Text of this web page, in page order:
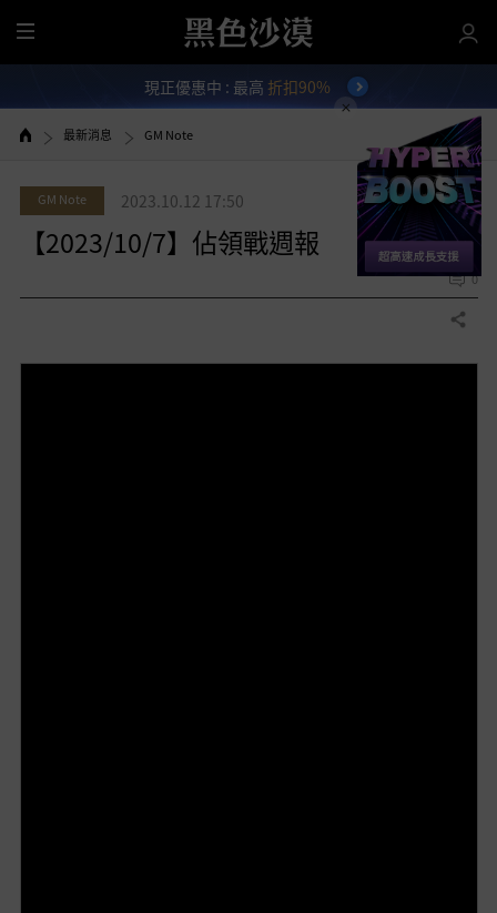
全
部
單
現正優惠中 : 最高 折扣90%
最新消息 GM Note
GM Note 2023.10.12 17:50
【2023/10/7】佔領戰週報
0
分享